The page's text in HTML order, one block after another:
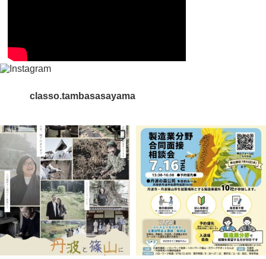
classo.tambasasayama